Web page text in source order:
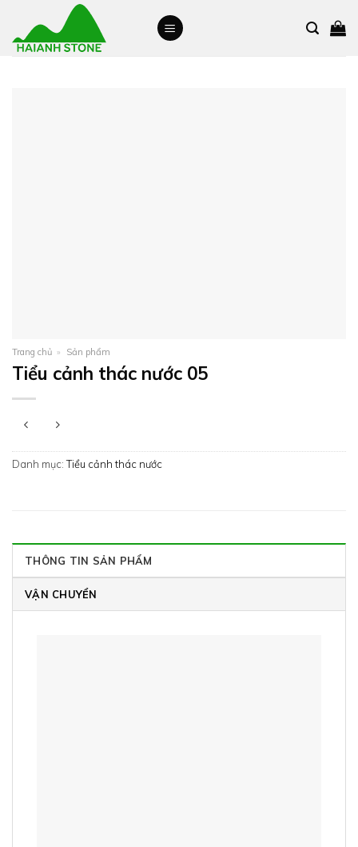
content
Trang chủ » Sản phẩm
Tiểu cảnh thác nước 05
Danh mục:Tiểu cảnh thác nước
THÔNG TIN SẢN PHẨM
VẬN CHUYỂN